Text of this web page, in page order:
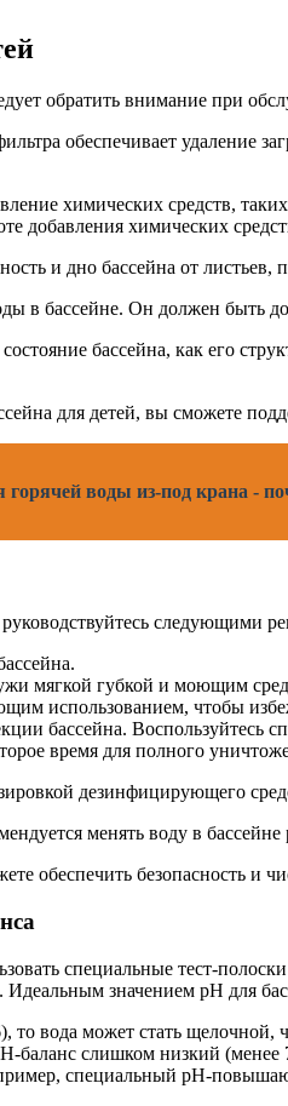
обратить внимание при
обеспечивает удаление
химических средств,
добавления химических
и дно бассейна от
в бассейне. Он должен быть
бассейна, как его
для детей, вы сможете
горячей воды из-под крана -
следующими
мягкой губкой и моющим
использованием, чтобы
бассейна.
время для полного
дезинфицирующего
менять воду в
обеспечить безопасность и
специальные тест-
значением pH для
вода может стать щелочной,
слишком низкий (менее
специальный pH-